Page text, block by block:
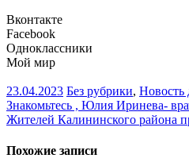
Вконтакте
Facebook
Одноклассники
Мой мир
23.04.2023 Без рубрики, Новость
Навигация
по
записям
Знакомьтесь , Юлия Иринева-
Жителей Калининского района
Похожие записи